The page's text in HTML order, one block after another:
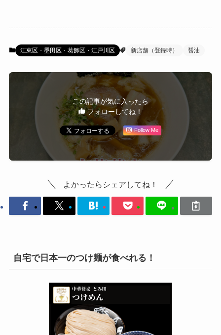
江東区・墨田区・葛飾区・江戸川区 新店舗（登録時） 醤油
この記事が気に入ったら
フォローしてね！
Follow Me
よかったらシェアしてね！
自宅で日本一のつけ麺が食べれる！